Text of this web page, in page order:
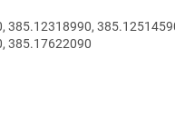
385.17622090